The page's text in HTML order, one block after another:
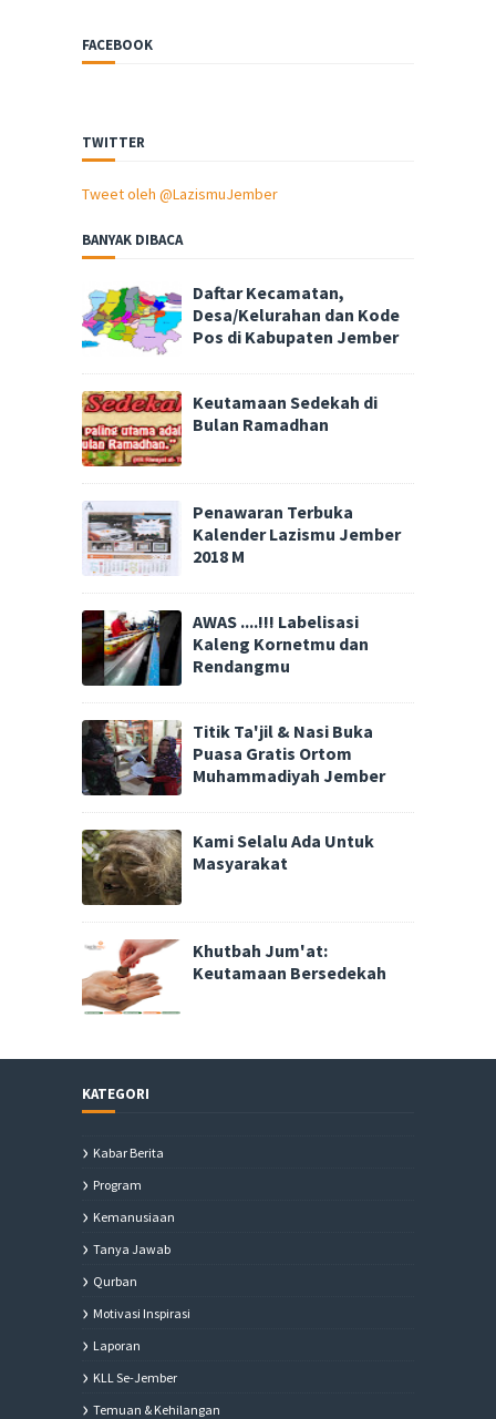
FACEBOOK
TWITTER
Tweet oleh @LazismuJember
BANYAK DIBACA
Daftar Kecamatan,
Desa/Kelurahan dan Kode
Pos di Kabupaten Jember
Keutamaan Sedekah di
Bulan Ramadhan
Penawaran Terbuka
Kalender Lazismu Jember
2018 M
AWAS ....!!! Labelisasi
Kaleng Kornetmu dan
Rendangmu
Titik Ta'jil & Nasi Buka
Puasa Gratis Ortom
Muhammadiyah Jember
Kami Selalu Ada Untuk
Masyarakat
Khutbah Jum'at:
Keutamaan Bersedekah
KATEGORI
Kabar Berita
Program
Kemanusiaan
Tanya Jawab
Qurban
Motivasi Inspirasi
Laporan
KLL Se-Jember
Temuan & Kehilangan